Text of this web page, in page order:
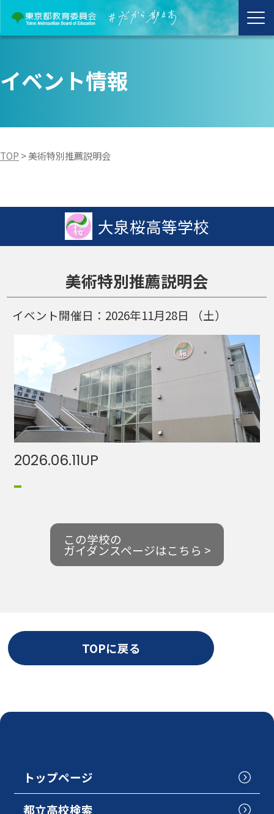
イベント情報
TOP >美術特別推薦説明会
大泉桜高等学校
美術特別推薦説明会
イベント開催日： 2026年11月28日 （土）
2026.06.11UP
この学校の
ガイダンスページはこちら >
TOPに戻る
トップページ
都立高校検索